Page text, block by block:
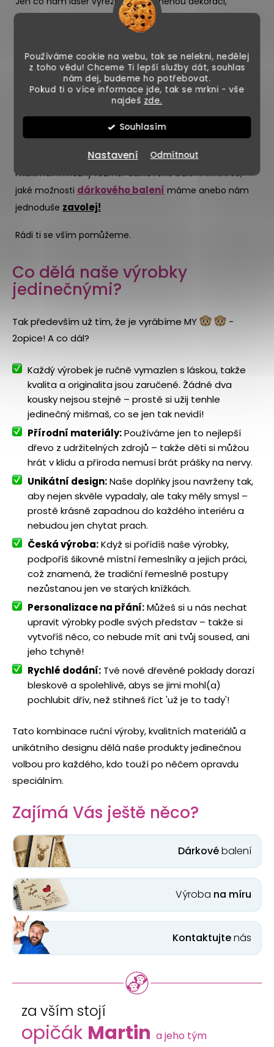
Používáme cookie na webu, tak se nelekni, nedělej
z toho vědu! Chceme Ti lepší služby dát, souhlas
nám dej, budeme ho potřebovat.
Pokud ti o více informace jde, tak se mrkni - vše
najdeš zde.
Souhlasím
Nastavení Odmítnout
bezpečně zabalíme Martinovo mistrovské dílo do krabice
a povoláme našeho spřízněného přepravce. Ten ti
balíček doveze kamkoliv si řekneš!
TIP: Pokud máš dekoraci jako dárek,
, zabalíme ti ho do dárkové krabice
ušetříme ti tak starosti s finálním balení. Ale POZOR - jak
to tak bývá, všechno krásné má i své stinné stránky, a to
maximální možný rozměr dárkového balení. Mrkni se,
jaké možnosti dárkovéhobalení máme anebo nám
jednoduše zavolej!
Rádi ti se vším pomůžeme.
Co dělá naše výrobky
jedinečnými?
Tak především už tím, že je vyrábíme MY
-
2opice! A co dál?
Každý výrobek je ručně vymazlen s láskou, takže
kvalita a originalita jsou zaručené. Žádné dva
kousky nejsou stejné – prostě si užij tenhle
jedinečný mišmaš, co se jen tak nevidí!
Přírodní materiály:Používáme jen to nejlepší
dřevo z udržitelných zdrojů – takže děti si můžou
hrát v klidu a příroda nemusí brát prášky na nervy.
Unikátní design:Naše doplňky jsou navrženy tak,
aby nejen skvěle vypadaly, ale taky měly smysl –
prostě krásně zapadnou do každého interiéru a
nebudou jen chytat prach.
Česká výroba:Když si pořídíš naše výrobky,
podpoříš šikovné místní řemeslníky a jejich práci,
což znamená, že tradiční řemeslné postupy
nezůstanou jen ve starých knížkách.
Personalizace na přání:Můžeš si u nás nechat
upravit výrobky podle svých představ – takže si
vytvoříš něco, co nebude mít ani tvůj soused, ani
jeho tchyně!
Rychlé dodání: Tvé nové dřevěné poklady dorazí
bleskově a spolehlivě, abys se jimi mohl(a)
pochlubit dřív, než stihneš říct 'už je to tady'!
Tato kombinace ruční výroby, kvalitních materiálů a
unikátního designu dělá naše produkty jedinečnou
volbou pro každého, kdo touží po něčem opravdu
speciálním.
Zajímá Vás ještě něco?
Dárkovébalení
Výroba na míru
Kontaktujtenás
za vším stojí
opičák Martin a jeho tým